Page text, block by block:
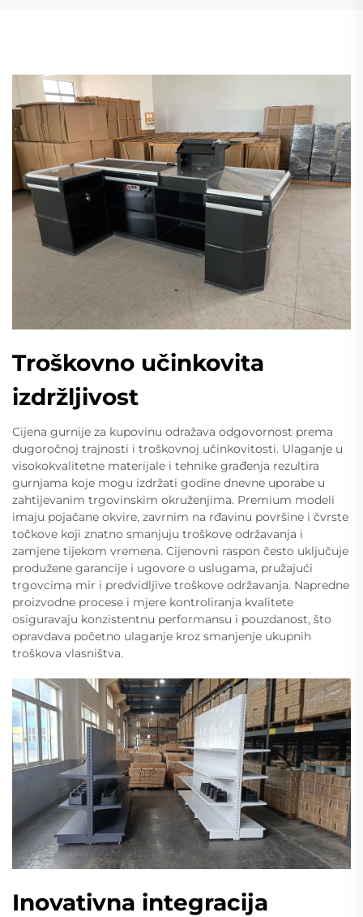
Troškovno učinkovita
izdržljivost
Cijena gurnije za kupovinu odražava odgovornost prema
dugoročnoj trajnosti i troškovnoj učinkovitosti. Ulaganje u
visokokvalitetne materijale i tehnike građenja rezultira
gurnjama koje mogu izdržati godine dnevne uporabe u
zahtijevanim trgovinskim okruženjima. Premium modeli
imaju pojačane okvire, zavrnim na rđavinu površine i čvrste
točkove koji znatno smanjuju troškove održavanja i
zamjene tijekom vremena. Cijenovni raspon često uključuje
produžene garancije i ugovore o uslugama, pružajući
trgovcima mir i predvidljive troškove održavanja. Napredne
proizvodne procese i mjere kontroliranja kvalitete
osiguravaju konzistentnu performansu i pouzdanost, što
opravdava početno ulaganje kroz smanjenje ukupnih
troškova vlasništva.
Inovativna integracija